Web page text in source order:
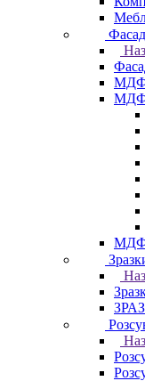
МДФ
МДФ
МДФ